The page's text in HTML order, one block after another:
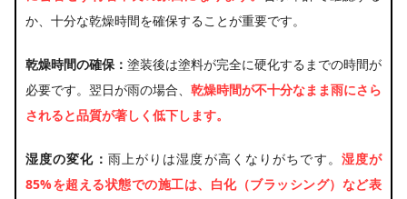
か、十分な乾燥時間を確保することが重要です。
乾燥時間の確保： 塗装後は塗料が完全に硬化するまでの時間が
必要です。翌日が雨の場合、 乾燥時間が不十分なまま雨にさら
されると品質が著しく低下します。
湿度の変化： 雨上がりは湿度が高くなりがちです。 湿度が
85%を超える状態での施工は、白化（ブラッシング）など表